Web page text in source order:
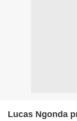
Lucas Ngonda